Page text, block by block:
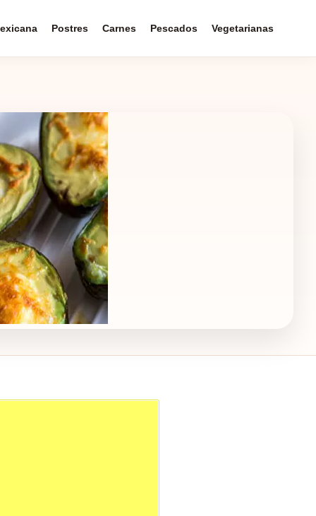
Postres Carnes Pescados Vegetarianas